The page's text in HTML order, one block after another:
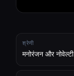
श्रेणी
मनोरंजन और नोवेल्टी